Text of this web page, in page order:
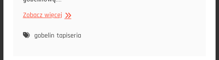
Zobacz więcejO
TAPISERII
gobelin tapiseria